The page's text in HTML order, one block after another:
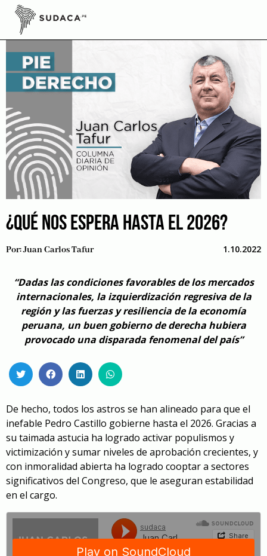
Skip
content
¿QUÉ NOS ESPERA HASTA EL 2026?
Por:Juan Carlos Tafur 1.10.2022
“Dadas las condiciones favorables de los mercados
internacionales, la izquierdización regresiva de la
región y las fuerzas y resiliencia de la economía
peruana, un buen gobierno de derecha hubiera
provocado una disparada fenomenal del país”
De hecho, todos los astros se han alineado para que el
inefable Pedro Castillo gobierne hasta el 2026. Gracias a
su taimada astucia ha logrado activar populismos y
victimización y sumar niveles de aprobación crecientes, y
con inmoralidad abierta ha logrado cooptar a sectores
significativos del Congreso, que le aseguran estabilidad
en el cargo.